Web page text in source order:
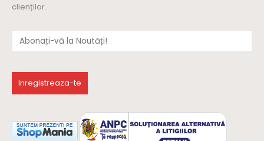
0out of 5
137lei 0 out of 5
137lei
clienților.